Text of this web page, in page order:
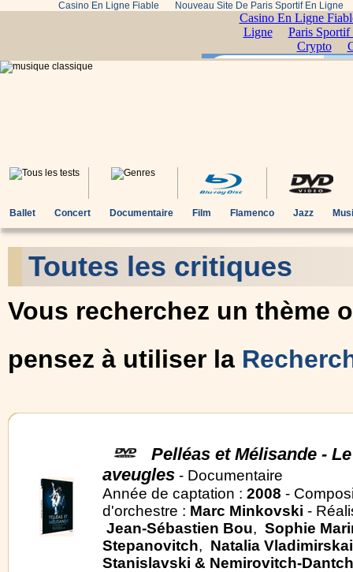
Casino En Ligne Fiable Nouveau Site De Paris Sportif En Ligne
Ballet Concert Documentaire Film Flamenco Jazz
Toutes les critiques
Vous recherchez un thème
pensez à utiliser la
Pelléas et Mélisande -
aveugles - Documentaire
Année de captation : 2008 -
d'orchestre : Marc Minkovski -
Jean-Sébastien Bou, Sophie
Stepanovitch, Natalia
Stanislavski & Nemirovitch-